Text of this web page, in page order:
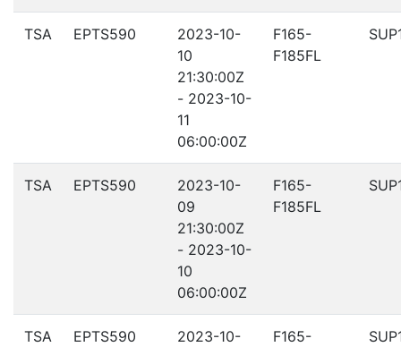
TSA EPTS590
2023-10-
10
21:30:00Z
- 2023-10-
11
06:00:00Z
F165-
F185FL
TSA EPTS590
2023-10-
09
21:30:00Z
- 2023-10-
10
06:00:00Z
F165-
F185FL
TSA EPTS590
2023-10-
F165-